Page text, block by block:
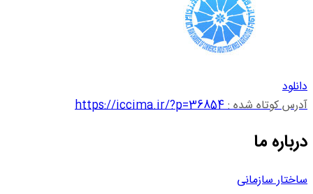
دانلود
آدرس کوتاه شده :https://iccima.ir/?p=36854
درباره ما
ساختار سازمانی